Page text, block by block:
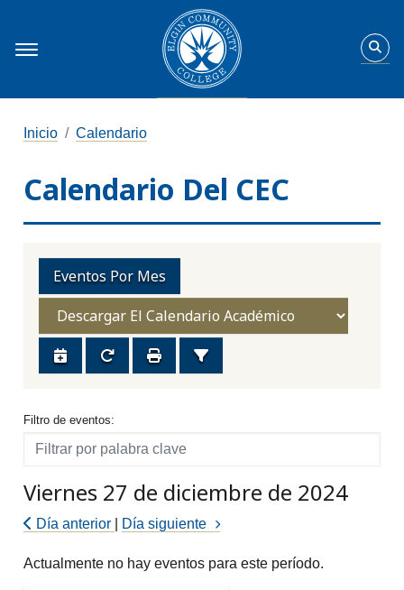
Inicio Calendario
Calendario Del CEC
Eventos Por Mes
Filtro de eventos
Filtro de eventos:
Filtro
Viernes 27 de diciembre de 2024
Día anterior Día siguiente
Actualmente no hay eventos para este período.